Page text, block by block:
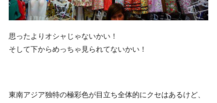
思ったよりオシャじゃないかい！
そして下からめっちゃ見られてないかい！
東南アジア独特の極彩色が目立ち全体的にクセはあるけど、